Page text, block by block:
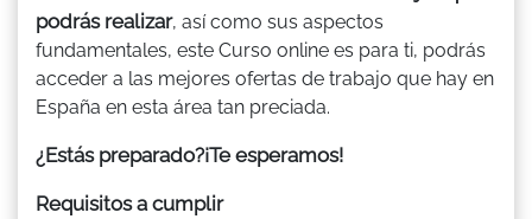
podrás realizar, así como sus aspectos
fundamentales, este Curso online es para ti, podrás
acceder a las mejores ofertas de trabajo que hay en
España en esta área tan preciada.
¿Estás preparado?¡Te esperamos!
Requisitos a cumplir